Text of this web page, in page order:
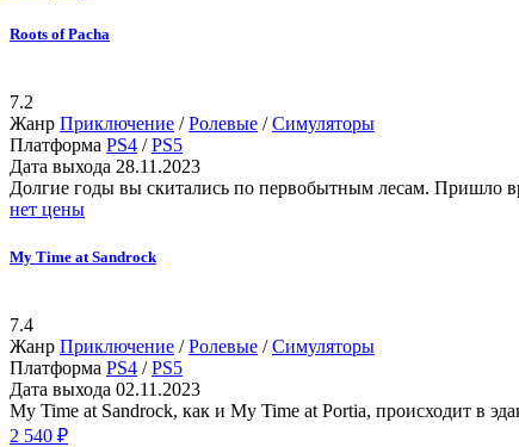
Roots of Pacha
7.2
Жанр Приключение /Ролевые /Симуляторы
Платформа PS4 /PS5
Дата выхода 28.11.2023
Долгие годы вы скитались по первобытным лесам. Пришло
нет цены
My Time at Sandrock
7.4
Жанр Приключение /Ролевые /Симуляторы
Платформа PS4 /PS5
Дата выхода 02.11.2023
My Time at Sandrock, как и My Time at Portia, происходит в
2 540 ₽